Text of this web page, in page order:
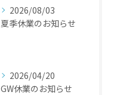
2026/08/03
夏季休業のお知らせ
2026/04/20
GW休業のお知らせ